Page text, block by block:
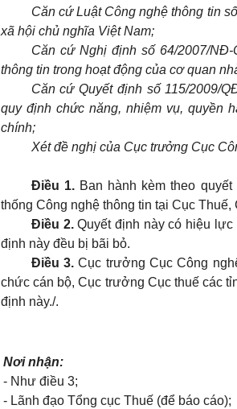
Căn cứ Luật Công nghệ thông tin
xã hội chủ nghĩa Việt Nam;
Căn cứ Nghị định số 64/2007/
thông tin trong hoạt động của cơ quan
Căn cứ Quyết định số 115/2009/
quy định chức năng, nhiệm vụ, quyền
chính;
Xét đề nghị của Cục trưởng Cục
Điều 1. Ban hành kèm theo
thống Công nghệ thông tin tại Cục Thuế,
Điều 2. Quyết định này có hiệu
định này đều bị bãi bỏ.
Điều 3. Cục trưởng Cục Công
chức cán bộ, Cục trưởng Cục thuế các
định này./.
Nơi nhận:
- Như điều 3;
- Lãnh đạo Tổng cục Thuế (để báo cáo);